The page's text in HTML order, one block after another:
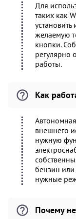
Для
таких как
желаемую
кнопки.
регулярно
работы.
Как
внешнего
нужную
бензин или
нужные
Почему